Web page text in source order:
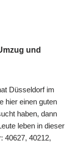
und
Düsseldorf im
hier einen guten
haben, dann
leben in dieser
40627, 40212,